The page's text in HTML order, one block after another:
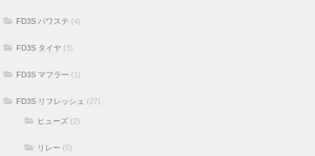
FD3S パワステ (4)
FD3S タイヤ (3)
FD3S マフラー (1)
FD3S リフレッシュ (27)
ヒューズ (2)
リレー (5)